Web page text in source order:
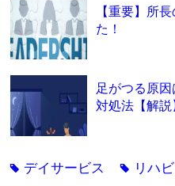
【重要】所
た！
足がつる原
対処法【解説
tag デイサービス tag リハ